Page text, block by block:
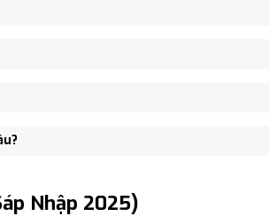
Bình), Xã Yên Khoái, Xã Tú Mịch.
UBND xã Yên Khoái - trung tâm khu vực thuận
số: Khoảng 70.97 người/km²
Nhập 2025)